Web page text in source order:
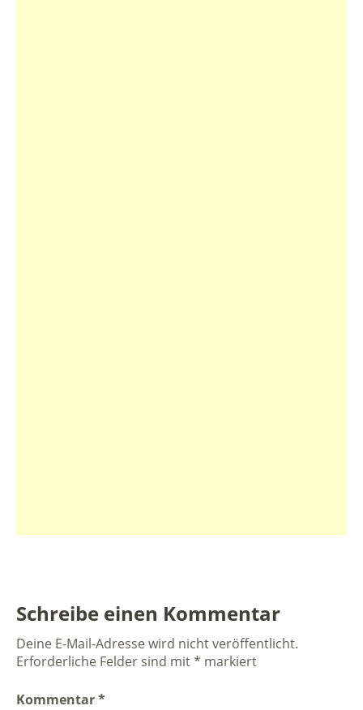
Schreibe einen Kommentar
Deine E-Mail-Adresse wird nicht veröffentlicht.
Erforderliche Felder sind mit* markiert
Kommentar*